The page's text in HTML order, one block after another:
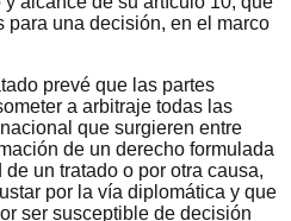
una decisión, en el marco
prevé que las partes
a arbitraje todas las
que surgieren entre
de un derecho formulada
un tratado o por otra causa,
por la vía diplomática y que
ser susceptible de decisión